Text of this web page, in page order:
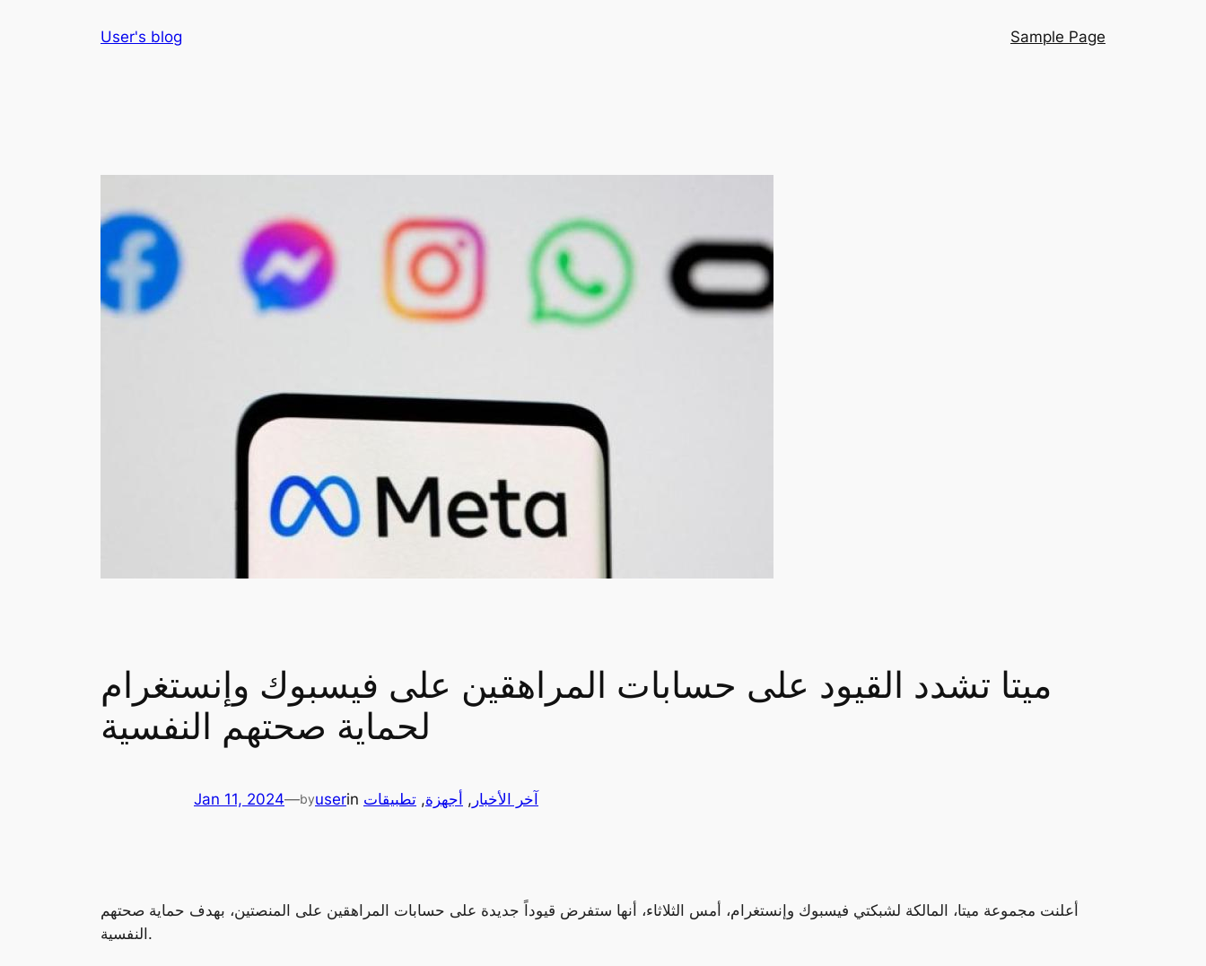
User's blog Sample Page
ميتا تشدد القيود على حسابات المراهقين على فيسبوك وإنستغرام
لحماية صحتهم النفسية
Jan 11, 2024—byuserin آخر الأخبار , أجهزة, تطبيقات
أعلنت مجموعة ميتا، المالكة لشبكتي فيسبوك وإنستغرام، أمس الثلاثاء، أنها ستفرض قيوداً جديدة على حسابات المراهقين على المنصتين، بهدف حماية صحتهم
النفسية.